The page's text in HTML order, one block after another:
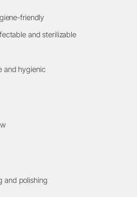
friendly
and sterilizable
and hygienic
and polishing